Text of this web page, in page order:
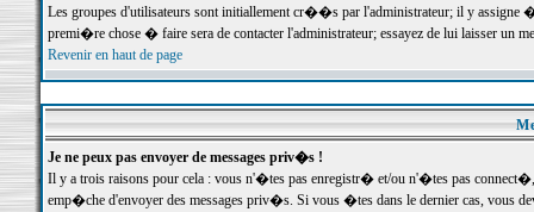
Les groupes d'utilisateurs sont initiallement cr��s par l'administrateur; il y
premi�re chose � faire sera de contacter l'administrateur; essayez de lui laisser un
Revenir en haut de page
Je ne peux pas envoyer de messages priv�s !
Il y a trois raisons pour cela : vous n'�tes pas enregistr� et/ou n'�tes pas
emp�che d'envoyer des messages priv�s. Si vous �tes dans le dernier cas, vous